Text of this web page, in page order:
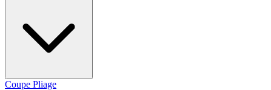
Coupe Pliage